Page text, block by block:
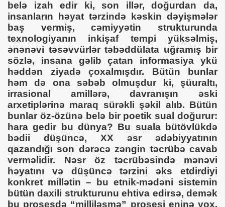
belə izah edir ki, son illər, doğurdan da,
insanların həyat tərzində kəskin dəyişmələr
baş vermiş, cəmiyyətin strukturunda
texnologiyanın inkişaf tempi yüksəlmiş,
ənənəvi təsəvvürlər təbəddülata uğramış bir
sözlə, insana gəlib çatan informasiya ykü
həddən ziyadə çoxalmışdır. Bütün bunlar
həm də ona səbəb olmuşdur ki, şüuraltı,
irrasional amillərə, davranışın əski
arxetiplərinə maraq sürəkli şəkil alıb. Bütün
bunlar öz-özünə belə bir poetik sual doğurur:
hara gedir bu dünya? Bu suala bütövlükdə
bədii düşüncə, XX əsr ədəbiyyatının
qazandığı son dərəcə zəngin təcrübə cavab
verməlidir. Nəsr öz təcrübəsində mənəvi
həyatını və düşüncə tərzini əks etdirdiyi
konkret millətin – bu etnik-mədəni sistemin
bütün daxili strukturunu ehtiva edirsə, demək
bu prosesdə “milliləşmə” prosesi eninə yox,